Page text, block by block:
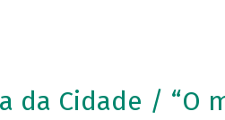
da Cidade / “O